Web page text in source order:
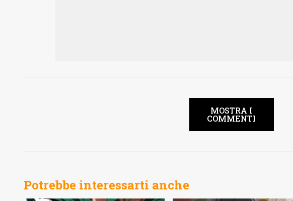
MOSTRA I
COMMENTI
Potrebbe interessarti anche